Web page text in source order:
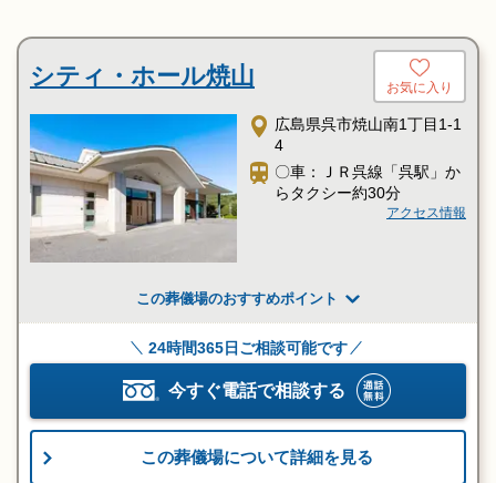
シティ・ホール焼山 お気に入り
広島県呉市焼山南1丁目1-1
4
〇車：ＪＲ呉線「呉駅」か
らタクシー約30分
アクセス情報
この葬儀場のおすすめポイント
24時間365日ご相談可能です
今すぐ電話で相談する
この葬儀場について詳細を見る